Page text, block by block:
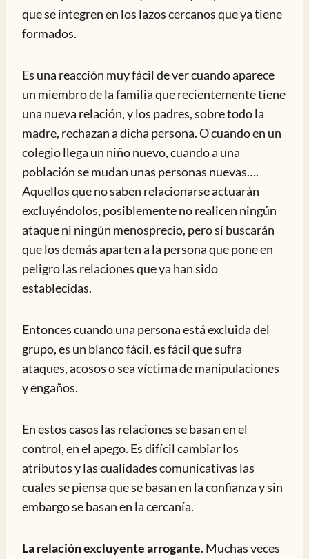
que se integren en los lazos cercanos que ya tiene
formados.
Es una reacción muy fácil de ver cuando aparece
un miembro de la familia que recientemente tiene
una nueva relación, y los padres, sobre todo la
madre, rechazan a dicha persona. O cuando en un
colegio llega un niño nuevo, cuando a una
población se mudan unas personas nuevas….
Aquellos que no saben relacionarse actuarán
excluyéndolos, posiblemente no realicen ningún
ataque ni ningún menosprecio, pero sí buscarán
que los demás aparten a la persona que pone en
peligro las relaciones que ya han sido
establecidas.
Entonces cuando una persona está excluida del
grupo, es un blanco fácil, es fácil que sufra
ataques, acosos o sea víctima de manipulaciones
y engaños.
En estos casos las relaciones se basan en el
control, en el apego. Es difícil cambiar los
atributos y las cualidades comunicativas las
cuales se piensa que se basan en la confianza y sin
embargo se basan en la cercanía.
La relación excluyente arrogante. Muchas veces